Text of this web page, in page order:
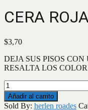
CERA
$3,70
DEJA SUS PISOS
RESALTA LOS
CERA
ROJA
cantidad
Añadir al carrito
Sold By: herlen roades